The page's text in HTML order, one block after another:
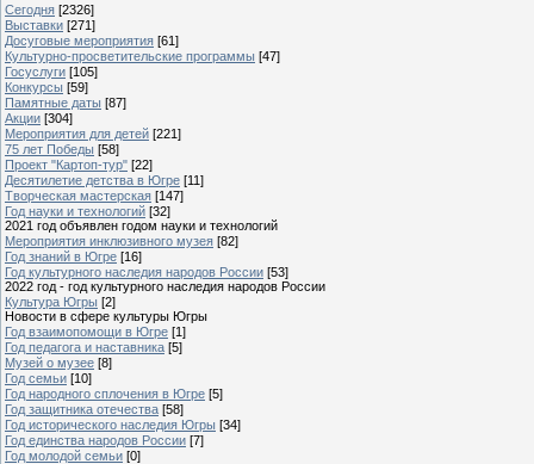
Сегодня [2326]
Выставки [271]
Досуговые мероприятия [61]
Культурно-просветительские программы [47]
Госуслуги [105]
Конкурсы [59]
Памятные даты [87]
Акции [304]
Мероприятия для детей [221]
75 лет Победы [58]
Проект "Картоп-тур" [22]
Десятилетие детства в Югре [11]
Творческая мастерская [147]
Год науки и технологий [32]
2021 год объявлен годом науки и технологий
Мероприятия инклюзивного музея [82]
Год знаний в Югре [16]
Год культурного наследия народов России [53]
2022 год - год культурного наследия народов России
Культура Югры [2]
Новости в сфере культуры Югры
Год взаимопомощи в Югре [1]
Год педагога и наставника [5]
Музей о музее [8]
Год семьи [10]
Год народного сплочения в Югре [5]
Год защитника отечества [58]
Год исторического наследия Югры [34]
Год единства народов России [7]
Год молодой семьи [0]